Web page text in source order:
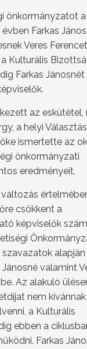
önkormányzatot a
Farkas
Veres Ferencet
Kulturális
Farkas Jánosnét
az eskütétel,
a helyi
ismertette az
önkormányzati
eredményeit.
csökkent a
képviselők
alapján
Jánosné valamint
Az alakuló
nem kívánnak
a Kulturális
ebben a
Farkas